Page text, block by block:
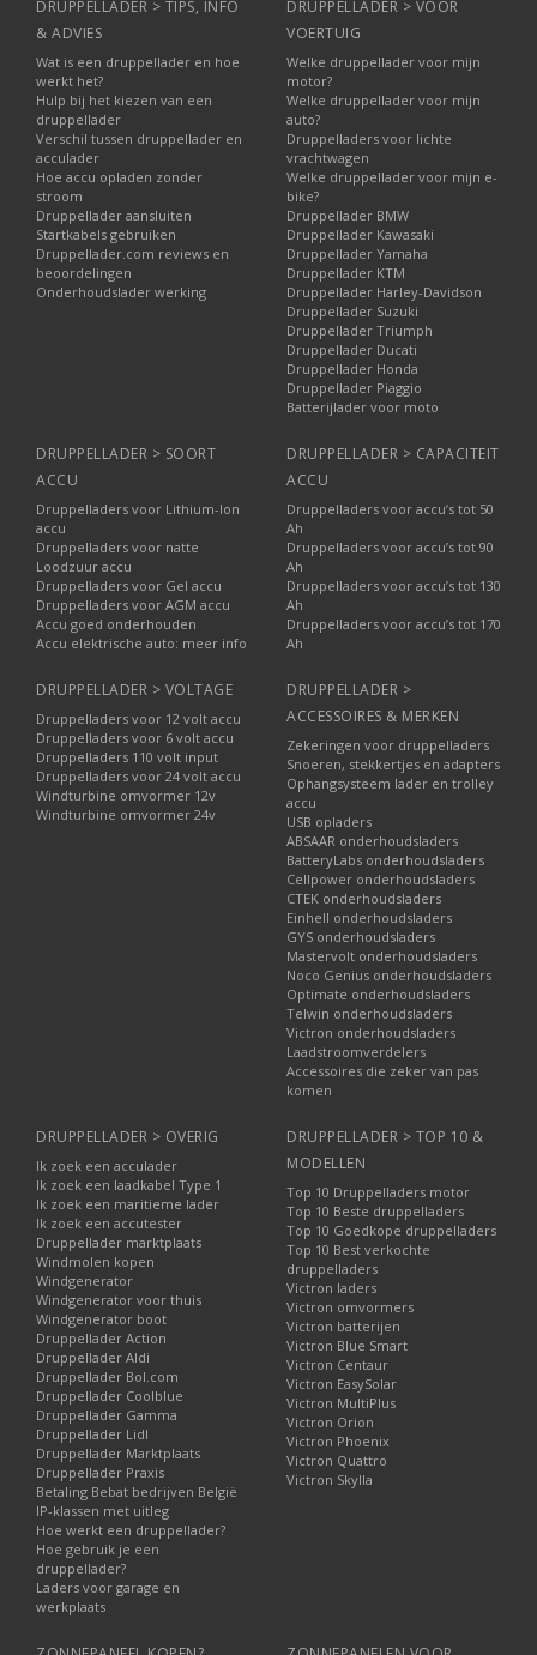
DRUPPELLADER > TIPS, INFO
& ADVIES
Wat is een druppellader en hoe
werkt het?
Hulp bij het kiezen van een
druppellader
Verschil tussen druppellader en
acculader
Hoe accu opladen zonder
stroom
Druppellader aansluiten
Startkabels gebruiken
Druppellader.com reviews en
beoordelingen
Onderhoudslader werking
DRUPPELLADER > VOOR
VOERTUIG
Welke druppellader voor mijn
motor?
Welke druppellader voor mijn
auto?
Druppelladers voor lichte
vrachtwagen
Welke druppellader voor mijn e-
bike?
Druppellader BMW
Druppellader Kawasaki
Druppellader Yamaha
Druppellader KTM
Druppellader Harley-Davidson
Druppellader Suzuki
Druppellader Triumph
Druppellader Ducati
Druppellader Honda
Druppellader Piaggio
Batterijlader voor moto
DRUPPELLADER > SOORT
ACCU
Druppelladers voor Lithium-Ion
accu
Druppelladers voor natte
Loodzuur accu
Druppelladers voor Gel accu
Druppelladers voor AGM accu
Accu goed onderhouden
Accu elektrische auto: meer info
DRUPPELLADER > CAPACITEIT
ACCU
Druppelladers voor accu’s tot 50
Ah
Druppelladers voor accu’s tot 90
Ah
Druppelladers voor accu’s tot 130
Ah
Druppelladers voor accu’s tot 170
Ah
DRUPPELLADER > VOLTAGE
Druppelladers voor 12 volt accu
Druppelladers voor 6 volt accu
Druppelladers 110 volt input
Druppelladers voor 24 volt accu
Windturbine omvormer 12v
Windturbine omvormer 24v
DRUPPELLADER >
ACCESSOIRES & MERKEN
Zekeringen voor druppelladers
Snoeren, stekkertjes en adapters
Ophangsysteem lader en trolley
accu
USB opladers
ABSAAR onderhoudsladers
BatteryLabs onderhoudsladers
Cellpower onderhoudsladers
CTEK onderhoudsladers
Einhell onderhoudsladers
GYS onderhoudsladers
Mastervolt onderhoudsladers
Noco Genius onderhoudsladers
Optimate onderhoudsladers
Telwin onderhoudsladers
Victron onderhoudsladers
Laadstroomverdelers
Accessoires die zeker van pas
komen
DRUPPELLADER > OVERIG
Ik zoek een acculader
Ik zoek een laadkabel Type 1
Ik zoek een maritieme lader
Ik zoek een accutester
Druppellader marktplaats
Windmolen kopen
Windgenerator
Windgenerator voor thuis
Windgenerator boot
Druppellader Action
Druppellader Aldi
Druppellader Bol.com
Druppellader Coolblue
Druppellader Gamma
Druppellader Lidl
Druppellader Marktplaats
Druppellader Praxis
Betaling Bebat bedrijven België
IP-klassen met uitleg
Hoe werkt een druppellader?
Hoe gebruik je een
druppellader?
Laders voor garage en
werkplaats
DRUPPELLADER > TOP 10 &
MODELLEN
Top 10 Druppelladers motor
Top 10 Beste druppelladers
Top 10 Goedkope druppelladers
Top 10 Best verkochte
druppelladers
Victron laders
Victron omvormers
Victron batterijen
Victron Blue Smart
Victron Centaur
Victron EasySolar
Victron MultiPlus
Victron Orion
Victron Phoenix
Victron Quattro
Victron Skylla